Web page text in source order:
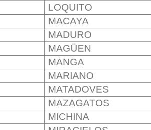
LOQUITO
MACAYA
MADURO
MAGÜEN
MANGA
MARIANO
MATADOVES
MAZAGATOS
MICHINA